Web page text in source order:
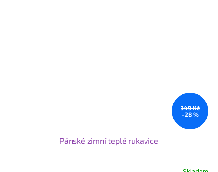
349 Kč
–28 %
Pánské zimní teplé rukavice